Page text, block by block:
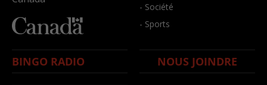
- Société
- Sports
BINGO RADIO NOUS JOINDRE